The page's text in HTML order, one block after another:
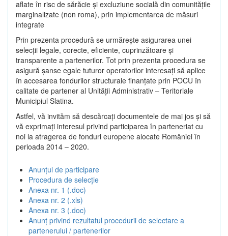
aflate în risc de sărăcie și excluziune socială din comunitățile
marginalizate (non roma), prin implementarea de măsuri
integrate
Prin prezenta procedură se urmăreşte asigurarea unei
selecții legale, corecte, eficiente, cuprinzătoare şi
transparente a partenerilor. Tot prin prezenta procedura se
asigură şanse egale tuturor operatorilor interesaţi să aplice
în accesarea fondurilor structurale finanţate prin POCU în
calitate de partener al Unității Administrativ – Teritoriale
Municipiul Slatina.
Astfel, vă invităm să descărcați documentele de mai jos și să
vă exprimați interesul privind participarea în parteneriat cu
noi la atragerea de fonduri europene alocate României în
perioada 2014 – 2020.
Anunțul de participare
Procedura de selecție
Anexa nr. 1 (.doc)
Anexa nr. 2 (.xls)
Anexa nr. 3 (.doc)
Anunț privind rezultatul procedurii de selectare a
partenerului / partenerilor